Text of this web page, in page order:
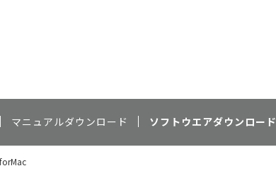
マニュアルダウンロード ソフトウエアダウンロード